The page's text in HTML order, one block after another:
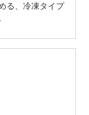
る、冷凍タイプ